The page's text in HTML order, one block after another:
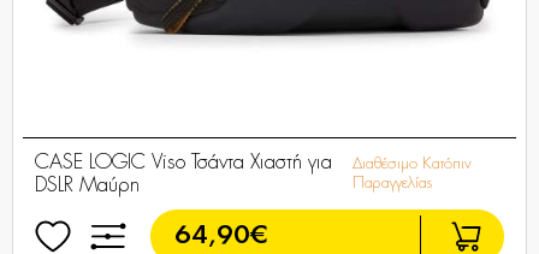
CASE LOGIC Viso Τσάντα Χιαστή για
DSLR Μαύρη
Διαθέσιμο Κατόπιν
Παραγγελίας
64,90€